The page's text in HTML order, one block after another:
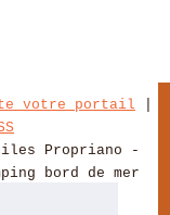
votre portail
Propriano -
bord de mer